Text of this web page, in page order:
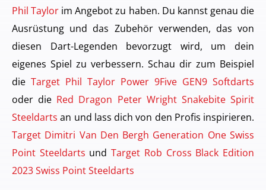
Phil Taylor im Angebot zu haben. Du kannst genau die
Ausrüstung und das Zubehör verwenden, das von
diesen Dart-Legenden bevorzugt wird, um dein
eigenes Spiel zu verbessern. Schau dir zum Beispiel
die Target Phil Taylor Power 9Five GEN9 Softdarts
oder die Red Dragon Peter Wright Snakebite Spirit
Steeldarts an und lass dich von den Profis inspirieren.
Target Dimitri Van Den Bergh Generation One Swiss
Point Steeldarts undTarget Rob Cross Black Edition
2023 Swiss Point Steeldarts